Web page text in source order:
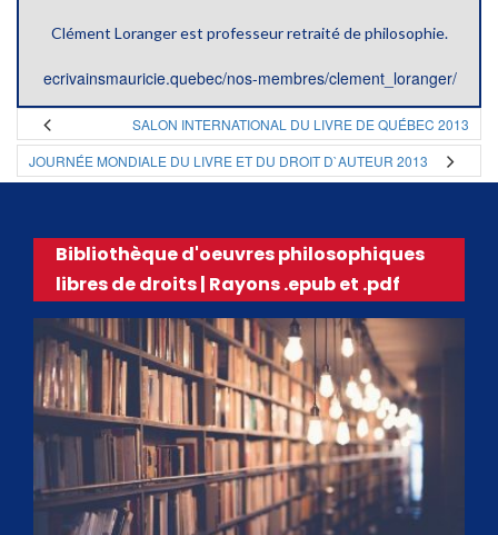
Clément Loranger est professeur retraité de philosophie.
ecrivainsmauricie.quebec/nos-membres/clement_loranger/
SALON INTERNATIONAL DU LIVRE DE QUÉBEC 2013
JOURNÉE MONDIALE DU LIVRE ET DU DROIT D`AUTEUR 2013
Bibliothèque d'oeuvres philosophiques
libres de droits | Rayons .epub et .pdf